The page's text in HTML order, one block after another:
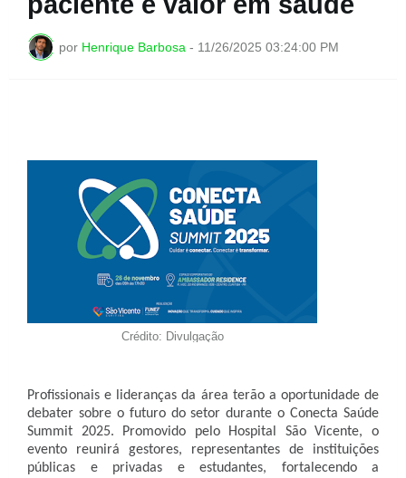
por Henrique Barbosa - 11/26/2025 03:24:00 PM
Crédito: Divulgação
Profissionais e lideranças da área terão a oportunidade de
debater sobre o futuro do setor durante o Conecta Saúde
Summit 2025. Promovido pelo Hospital São Vicente, o
evento reunirá gestores, representantes de instituições
públicas e privadas e estudantes, fortalecendo a